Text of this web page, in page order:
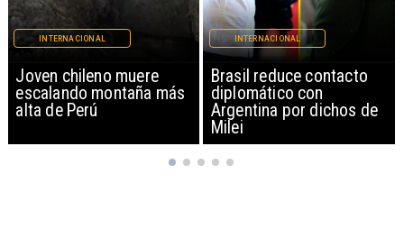
Brasil reduce contacto
diplomático con
Argentina por dichos de
INTERNACIONAL
China restringe
exportación de drones a
EEUU y sanciona
empresas
INTERNACIONAL